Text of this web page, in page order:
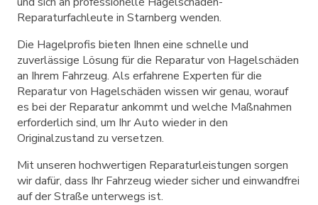
Reparaturfachleute in Starnberg wenden.
Die Hagelprofis bieten Ihnen eine schnelle und
zuverlässige Lösung für die Reparatur von Hagelschäden
an Ihrem Fahrzeug. Als erfahrene Experten für die
Reparatur von Hagelschäden wissen wir genau, worauf
es bei der Reparatur ankommt und welche Maßnahmen
erforderlich sind, um Ihr Auto wieder in den
Originalzustand zu versetzen.
Mit unseren hochwertigen Reparaturleistungen sorgen
wir dafür, dass Ihr Fahrzeug wieder sicher und einwandfrei
auf der Straße unterwegs ist.